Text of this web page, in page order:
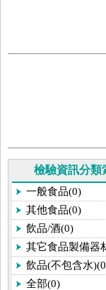
檢驗資訊分類
一般食品(0)
其他食品(0)
飲品/酒(0)
其它食品製備器
飲品(不包含水
全部(0)